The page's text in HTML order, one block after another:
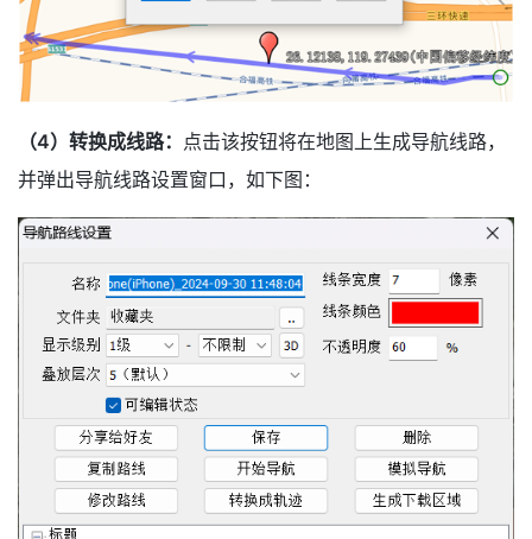
（4）转换成线路： 点击该按钮将在地图上生成导航线路，
并弹出导航线路设置窗口，如下图：